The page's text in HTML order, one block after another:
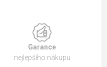
Garance
nejlepšího nákupu